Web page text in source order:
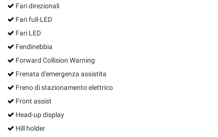
Fari direzionali
Fari full-LED
Fari LED
Fendinebbia
Forward Collision Warning
Frenata d'emergenza assistita
Freno di stazionamento elettrico
Front assist
Head-up display
Hill holder